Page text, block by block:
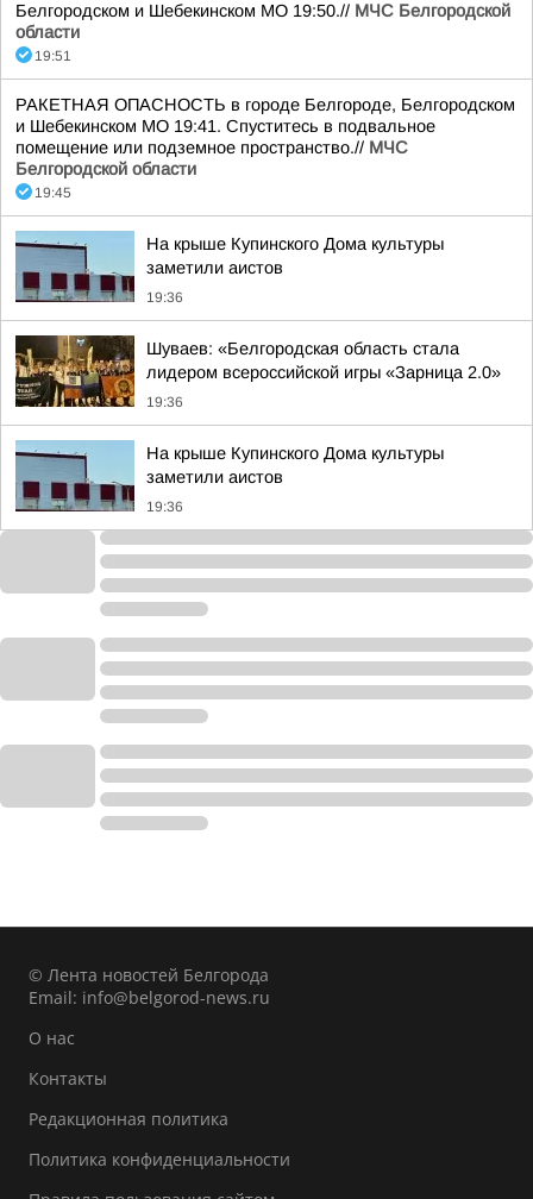
Белгородском и Шебекинском МО 19:50.// МЧС Белгородской
области
19:51
РАКЕТНАЯ ОПАСНОСТЬ в городе Белгороде, Белгородском
и Шебекинском МО 19:41. Спуститесь в подвальное
помещение или подземное пространство.// МЧС
Белгородской области
19:45
На крыше Купинского Дома культуры
заметили аистов
19:36
Шуваев: «Белгородская область стала
лидером всероссийской игры «Зарница 2.0»
19:36
На крыше Купинского Дома культуры
заметили аистов
19:36
© Лента новостей Белгорода
Email: info@belgorod-news.ru
О нас
Контакты
Редакционная политика
Политика конфиденциальности